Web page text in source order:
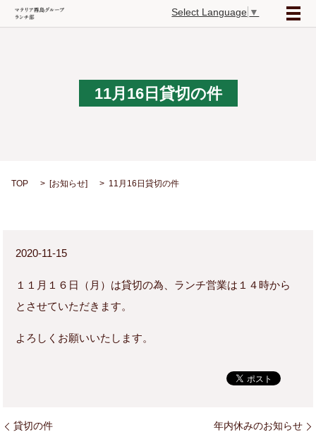
Select Language ▼
メ
11月16日貸切の件
TOP [お知らせ] 11月16日貸切の件
2020-11-15
１１月１６日（月）は貸切の為、ランチ営業は１４時から
とさせていただきます。
よろしくお願いいたします。
貸切の件 年内休みのお知らせ